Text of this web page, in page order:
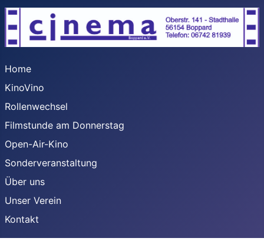
Home
KinoVino
Rollenwechsel
Filmstunde am Donnerstag
Open-Air-Kino
Sonderveranstaltung
Über uns
Unser Verein
Kontakt